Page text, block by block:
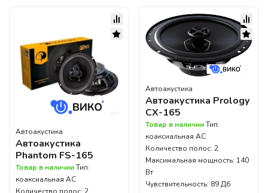
Автоакустика
Автоакустика
Phantom FS-165
Товар в наличииТип:
коаксиальная АС
Автоакустика
Автоакустика Prology
CX-165
Товар в наличииТип:
коаксиальная АС
Количество полос: 2
Максимальная мощность: 140
Вт
Чувствительность: 89 Дб